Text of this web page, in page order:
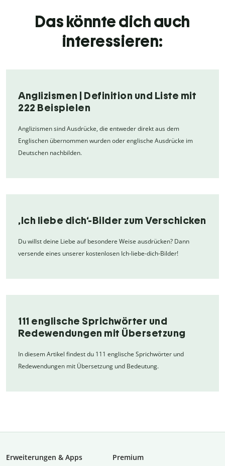
Das könnte dich auch
interessieren:
Anglizismen | Definition und Liste mit
222 Beispielen
Anglizismen sind Ausdrücke, die entweder direkt aus dem
Englischen übernommen wurden oder englische Ausdrücke im
Deutschen nachbilden.
,Ich liebe dich‘-Bilder zum Verschicken
Du willst deine Liebe auf besondere Weise ausdrücken? Dann
versende eines unserer kostenlosen Ich-liebe-dich-Bilder!
111 englische Sprichwörter und
Redewendungen mit Übersetzung
In diesem Artikel findest du 111 englische Sprichwörter und
Redewendungen mit Übersetzung und Bedeutung.
Erweiterungen & Apps
Premium